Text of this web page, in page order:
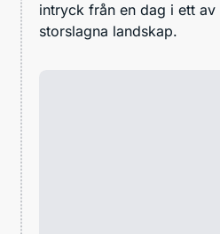
intryck från en dag i ett av
storslagna landskap.